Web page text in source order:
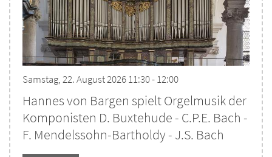
Samstag, 22. August 2026 11:30 - 12:00
Hannes von Bargen spielt Orgelmusik der
Komponisten D. Buxtehude - C.P.E. Bach -
F. Mendelssohn-Bartholdy - J.S. Bach